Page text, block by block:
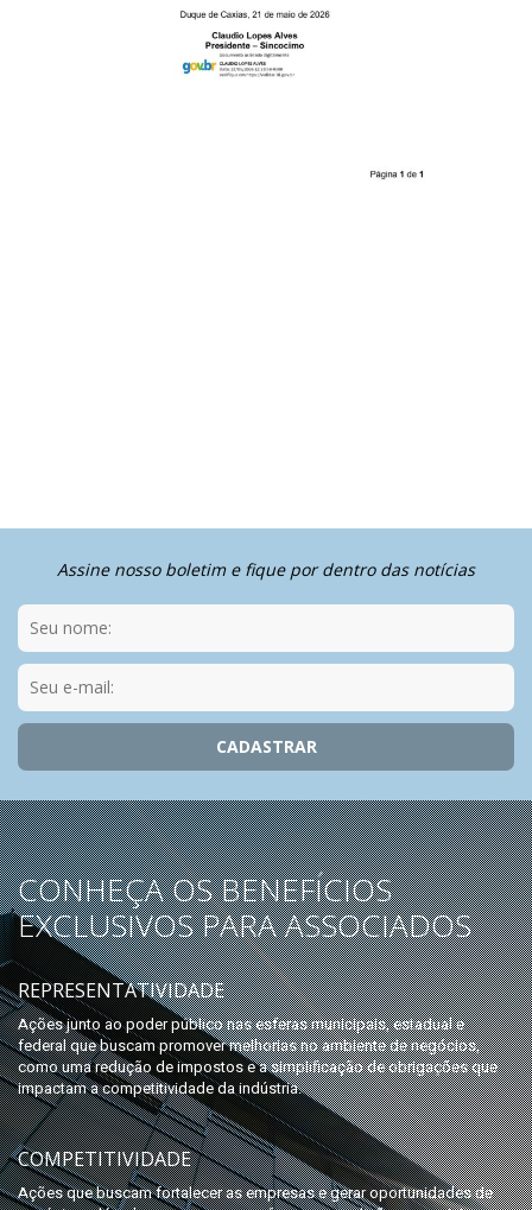
Assine nosso boletim e fique por dentro das notícias
CONHEÇA OS BENEFÍCIOS
EXCLUSIVOS PARA ASSOCIADOS
REPRESENTATIVIDADE
Ações junto ao poder público nas esferas municipais, estadual e
federal que buscam promover melhorias no ambiente de negócios,
como uma redução de impostos e a simplificação de obrigações que
impactam a competitividade da indústria.
COMPETITIVIDADE
Ações que buscam fortalecer as empresas e gerar oportunidades de